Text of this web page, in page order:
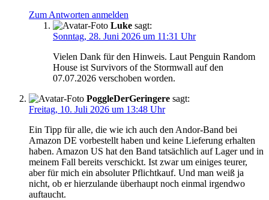
Zum Antworten anmelden
Luke sagt:
Sonntag, 28. Juni 2026 um 11:31 Uhr
Vielen Dank für den Hinweis. Laut Penguin Random
House ist Survivors of the Stormwall auf den
07.07.2026 verschoben worden.
PoggleDerGeringere sagt:
Freitag, 10. Juli 2026 um 13:48 Uhr
Ein Tipp für alle, die wie ich auch den Andor-Band bei
Amazon DE vorbestellt haben und keine Lieferung erhalten
haben. Amazon US hat den Band tatsächlich auf Lager und in
meinem Fall bereits verschickt. Ist zwar um einiges teurer,
aber für mich ein absoluter Pflichtkauf. Und man weiß ja
nicht, ob er hierzulande überhaupt noch einmal irgendwo
auftaucht.